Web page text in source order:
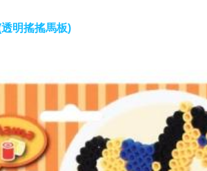
明搖搖馬板)